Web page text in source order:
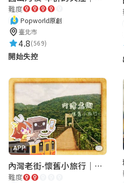
難度
Popworld原創
臺北市
4.8(569)
開始失控
APP
內灣老街-懷舊小旅行｜新竹老街城市解謎
難度